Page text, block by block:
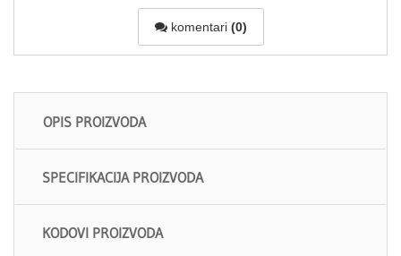
komentari (0)
OPIS PROIZVODA
SPECIFIKACIJA PROIZVODA
KODOVI PROIZVODA